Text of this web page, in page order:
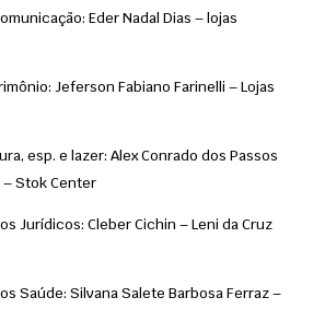
Eder Nadal Dias – lojas
Jeferson Fabiano Farinelli – Lojas
esp. e lazer: Alex Conrado dos Passos
– Stok Center
Jurídicos: Cleber Cichin – Leni da Cruz
Saúde: Silvana Salete Barbosa Ferraz –